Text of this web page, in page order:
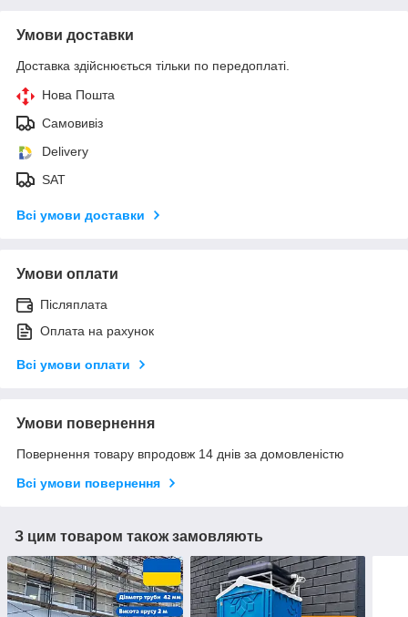
Умови доставки
Доставка здійснюється тільки по передоплаті.
Нова Пошта
Самовивіз
Delivery
SAT
Всі умови доставки
Умови оплати
Післяплата
Оплата на рахунок
Всі умови оплати
Умови повернення
Повернення товару впродовж 14 днів за домовленістю
Всі умови повернення
З цим товаром також замовляють